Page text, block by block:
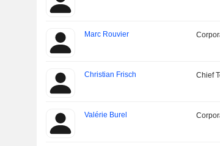
Marc Rouvier
Christian Frisch Chief
Valérie Burel